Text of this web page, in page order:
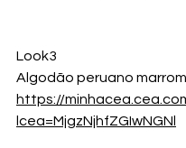
Look3
Algodão peruano
https://
lcea=MjgzNjhfZGIwNGNl